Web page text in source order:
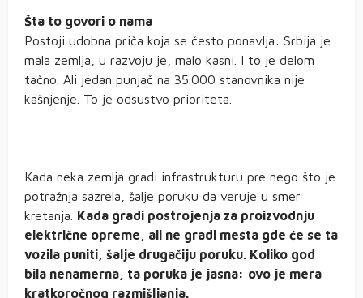
Šta to govori o nama
Postoji udobna priča koja se često ponavlja: Srbija je
mala zemlja, u razvoju je, malo kasni. I to je delom
tačno. Ali jedan punjač na 35.000 stanovnika nije
kašnjenje. To je odsustvo prioriteta.
Kada neka zemlja gradi infrastrukturu pre nego što je
potražnja sazrela, šalje poruku da veruje u smer
kretanja. Kada gradi postrojenja za proizvodnju
električne opreme, ali ne gradi mesta gde će se ta
vozila puniti, šalje drugačiju poruku. Koliko god
bila nenamerna, ta poruka je jasna: ovo je mera
kratkoročnog razmišljanja.